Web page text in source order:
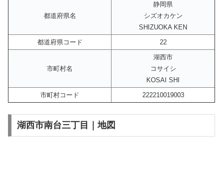
都道府県名
静岡県
シズオカケン
SHIZUOKA KEN
都道府県コード
22
市町村名
湖西市
コサイシ
KOSAI SHI
市町村コード
222210019003
湖西市南台三丁目｜地図